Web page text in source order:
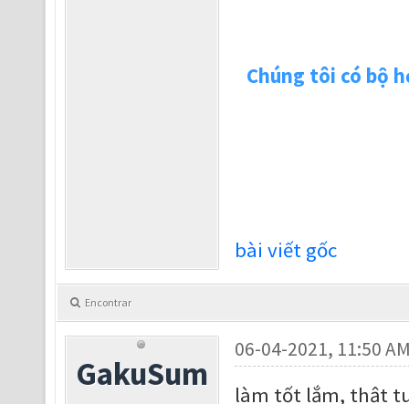
Chúng tôi có bộ
bài viết gốc
Encontrar
GakuSum
06-04-2021, 11:50
làm tốt lắm, thật